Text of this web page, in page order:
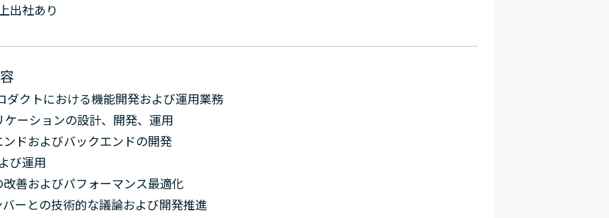
出社あり
ダクトにおける機能開発および運用業務
ーションの設計、開発、運用
ンドおよびバックエンドの開発
び運用
善およびパフォーマンス最適化
ーとの技術的な議論および開発推進